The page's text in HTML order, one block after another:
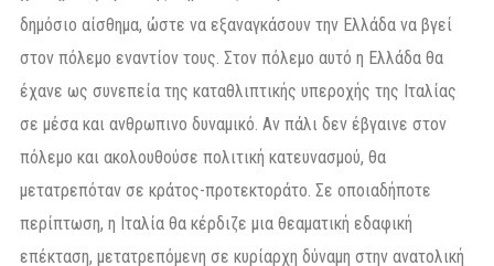
δημόσιο αίσθημα, ώστε να εξαναγκάσουν την Ελλάδα να βγεί
στον πόλεμο εναντίον τους. Στον πόλεμο αυτό η Ελλάδα θα
έχανε ως συνεπεία της καταθλιπτικής υπεροχής της Ιταλίας
σε μέσα και ανθρωπινο δυναμικό. Αν πάλι δεν έβγαινε στον
πόλεμο και ακολουθούσε πολιτική κατευνασμού, θα
μετατρεπόταν σε κράτος-προτεκτοράτο. Σε οποιαδήποτε
περίπτωση, η Ιταλία θα κέρδιζε μια θεαματική εδαφική
επέκταση, μετατρεπόμενη σε κυρίαρχη δύναμη στην ανατολική